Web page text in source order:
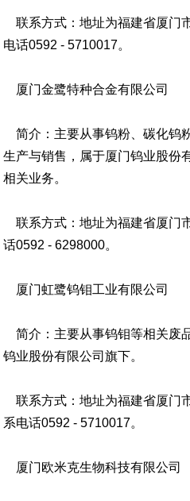
联系方式：地址为福建省厦门
电话0592 - 5710017。
厦门金鹭特种合金有限公司
简介：主要从事钨粉、碳化钨
生产与销售，属于厦门钨业股份
相关业务。
联系方式：地址为福建省厦门
话0592 - 6298000。
厦门虹鹭钨钼工业有限公司
简介：主要从事钨钼等相关废
钨业股份有限公司旗下。
联系方式：地址为福建省厦门
系电话0592 - 5710017。
厦门欧米克生物科技有限公司